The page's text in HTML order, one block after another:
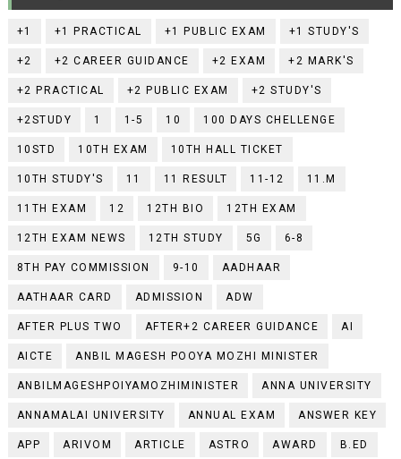
+1 +1 PRACTICAL +1 PUBLIC EXAM +1 STUDY'S
+2 +2 CAREER GUIDANCE +2 EXAM +2 MARK'S
+2 PRACTICAL +2 PUBLIC EXAM +2 STUDY'S
+2STUDY 1 1-5 10 100 DAYS CHELLENGE
10STD 10TH EXAM 10TH HALL TICKET
10TH STUDY'S 11 11 RESULT 11-12 11.M
11TH EXAM 12 12TH BIO 12TH EXAM
12TH EXAM NEWS 12TH STUDY 5G 6-8
8TH PAY COMMISSION 9-10 AADHAAR
AATHAAR CARD ADMISSION ADW
AFTER PLUS TWO AFTER+2 CAREER GUIDANCE AI
AICTE ANBIL MAGESH POOYA MOZHI MINISTER
ANBILMAGESHPOIYAMOZHIMINISTER ANNA UNIVERSITY
ANNAMALAI UNIVERSITY ANNUAL EXAM ANSWER KEY
APP ARIVOM ARTICLE ASTRO AWARD B.ED